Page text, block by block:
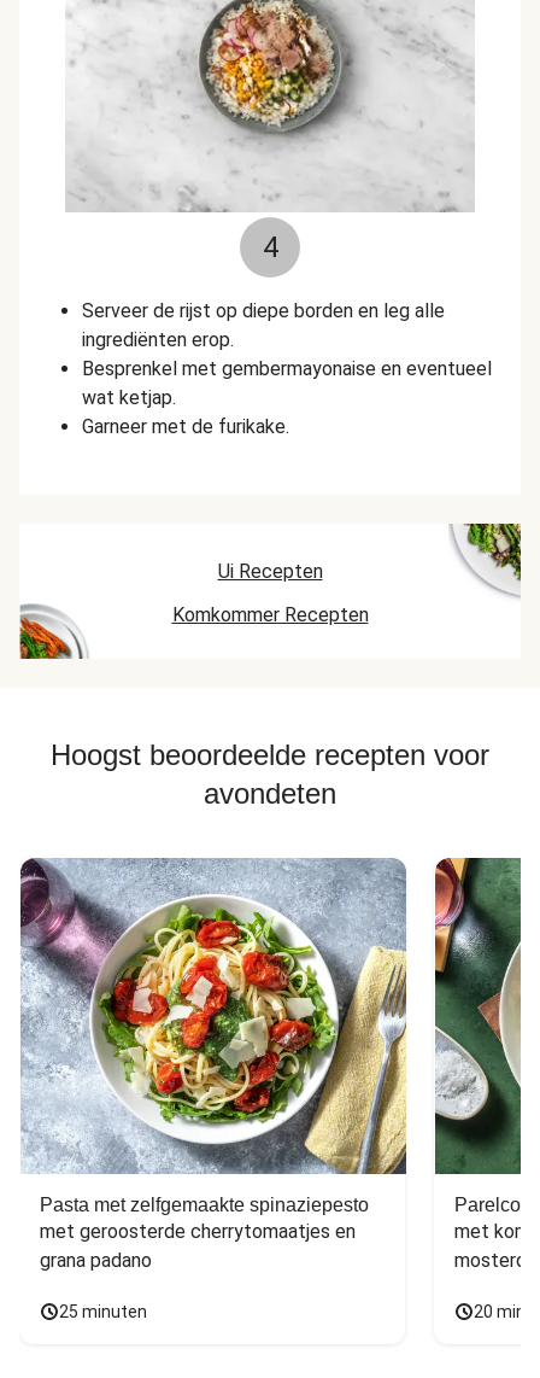
4
Serveer de rijst op diepe borden en leg alle
ingrediënten erop.
Besprenkel met gembermayonaise en eventueel
wat ketjap.
Garneer met de furikake.
Ui Recepten
Komkommer Recepten
Hoogst beoordeelde recepten voor
avondeten
Pasta met zelfgemaakte spinaziepesto
met geroosterde cherrytomaatjes en
grana padano
25 minuten
met
20